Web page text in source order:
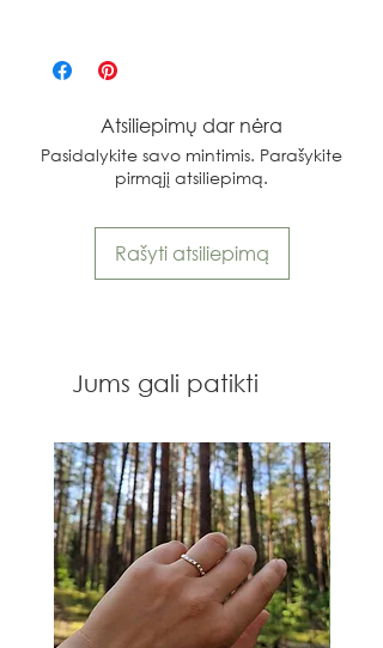
Atsiliepimų dar nėra
Pasidalykite savo mintimis. Parašykite
pirmąjį atsiliepimą.
Rašyti atsiliepimą
Jums gali patikti